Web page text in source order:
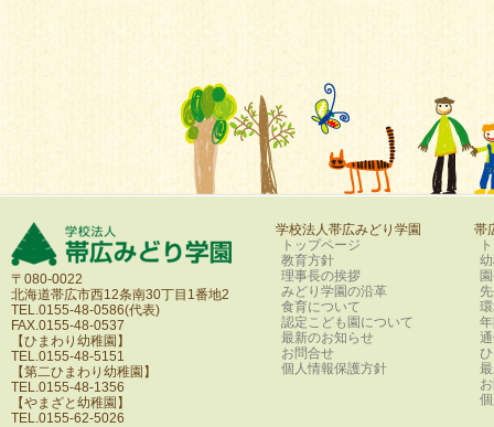
〒080-0022
北海道帯広市西12条南30丁目1番地2
TEL.0155-48-0586(代表)
FAX.0155-48-0537
【ひまわり幼稚園】
TEL.0155-48-5151
【第二ひまわり幼稚園】
TEL.0155-48-1356
【やまざと幼稚園】
TEL.0155-62-5026
学校法人帯広みどり学園
トップページ
教育方針
理事長の挨拶
みどり学園の沿革
食育について
認定こども園について
最新のお知らせ
お問合せ
個人情報保護方針
帯